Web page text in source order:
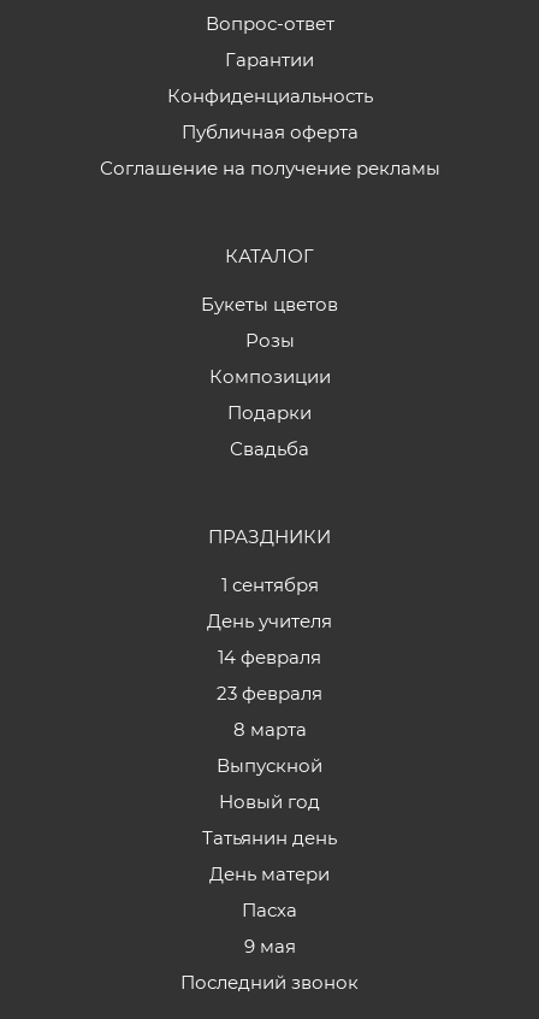
Вопрос-ответ
Гарантии
Конфиденциальность
Публичная оферта
Соглашение на получение рекламы
КАТАЛОГ
Букеты цветов
Розы
Композиции
Подарки
Свадьба
ПРАЗДНИКИ
1 сентября
День учителя
14 февраля
23 февраля
8 марта
Выпускной
Новый год
Татьянин день
День матери
Пасха
9 мая
Последний звонок